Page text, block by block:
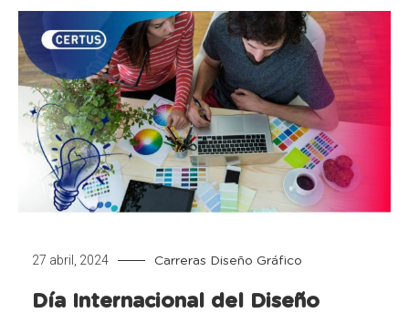
27 abril, 2024 Carreras Diseño Gráfico
Día Internacional del Diseño